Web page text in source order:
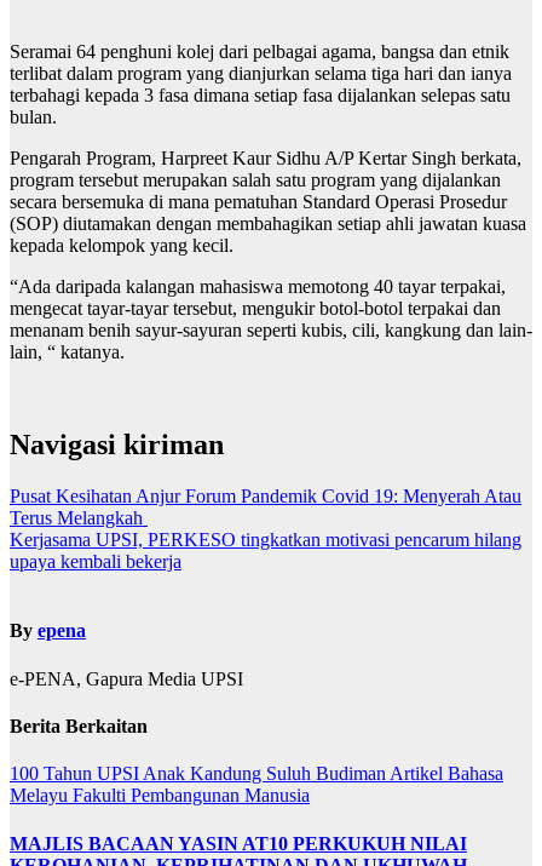
Seramai 64 penghuni kolej dari pelbagai agama, bangsa dan etnik
terlibat dalam program yang dianjurkan selama tiga hari dan ianya
terbahagi kepada 3 fasa dimana setiap fasa dijalankan selepas satu
bulan.
Pengarah Program, Harpreet Kaur Sidhu A/P Kertar Singh berkata,
program tersebut merupakan salah satu program yang dijalankan
secara bersemuka di mana pematuhan Standard Operasi Prosedur
(SOP) diutamakan dengan membahagikan setiap ahli jawatan kuasa
kepada kelompok yang kecil.
“Ada daripada kalangan mahasiswa memotong 40 tayar terpakai,
mengecat tayar-tayar tersebut, mengukir botol-botol terpakai dan
menanam benih sayur-sayuran seperti kubis, cili, kangkung dan lain-
lain, “ katanya.
Navigasi kiriman
Pusat Kesihatan Anjur Forum Pandemik Covid 19: Menyerah Atau
Terus Melangkah
Kerjasama UPSI, PERKESO tingkatkan motivasi pencarum hilang
upaya kembali bekerja
By epena
e-PENA, Gapura Media UPSI
Berita Berkaitan
100 Tahun UPSI Anak Kandung Suluh Budiman Artikel Bahasa
Melayu Fakulti Pembangunan Manusia
MAJLIS BACAAN YASIN AT10 PERKUKUH NILAI